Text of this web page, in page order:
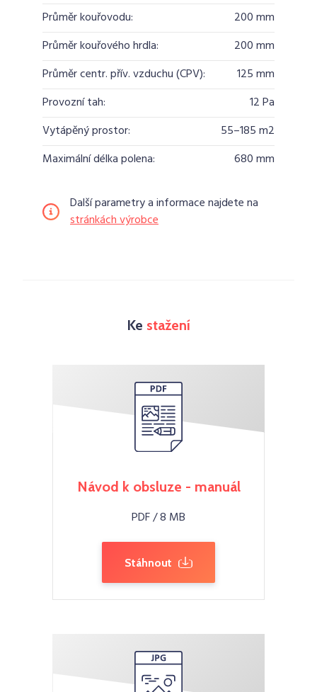
Průměr kouřovodu:
200 mm
Průměr kouřového hrdla:
200 mm
Průměr centr. přív. vzduchu (CPV):
125 mm
Provozní tah:
12 Pa
Vytápěný prostor:
55–185 m2
Maximální délka polena:
680 mm
Další parametry a informace najdete na
stránkách výrobce
Ke stažení
Návod k obsluze - manuál
PDF / 8 MB
Stáhnout